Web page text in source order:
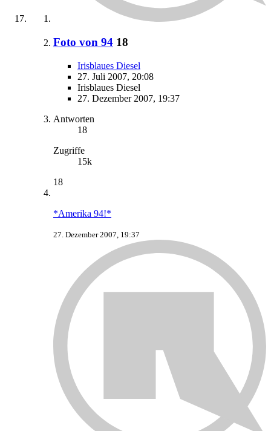
Foto von 94 18
Irisblaues Diesel
27. Juli 2007, 20:08
Irisblaues Diesel
27. Dezember 2007, 19:37
Antworten
18
Zugriffe
15k
18
*Amerika 94!*
27. Dezember 2007, 19:37